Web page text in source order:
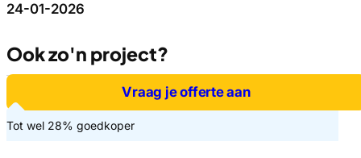
24-01-2026
Ook zo'n project?
Vraag je offerte aan
Tot wel 28% goedkoper